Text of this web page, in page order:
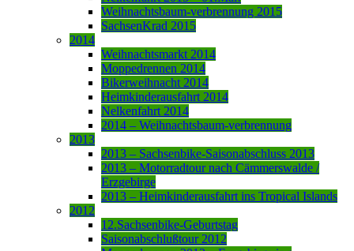
Weihnachtsbaum-verbrennung 2015
SachsenKrad 2015
2014
Weihnachtsmarkt 2014
Moppedrennen 2014
Bikerweihnacht 2014
Heimkinderausfahrt 2014
Nelkenfahrt 2014
2014 – Weihnachtsbaum-verbrennung
2013
2013 – Sachsenbike-Saisonabschluss 2013
2013 – Motorradtour nach Cämmerswalde /
Erzgebirge
2013 – Heimkinderausfahrt ins Tropical Islands
2012
12.Sachsenbike-Geburtstag
Saisonabschlußtour 2012